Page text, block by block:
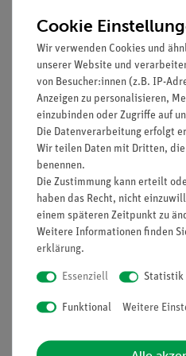
Pflanzen nehmen durch die
aus dem Boden auf und
In diesem Schülerversuch wird
Bestandteile bei Pflanzen
Pflanze in dest. Wasser und eine
mineraldüngerhaltigem Wasser
aufgenommenen Mineralstoffe
eingedampft wurden, lassen
üblichen Nachweisen, so z.B.
nachweisen. So lässt sich
Flammenfärbung beim
(Pflanzen, denen Wasser mit
wurde) beobachten.
Cookie
Wir verwenden Cookies und
unserer Website und
von Besucher:innen (z.B. IP-
Anzeigen zu personalisieren,
einzubinden oder Zugriffe auf
Die Datenverarbeitung erfolgt
Wir teilen Daten mit Dritten,
benennen.
Die Zustimmung kann erteilt
haben das Recht, nicht
einem späteren Zeitpunkt zu
Weitere Informationen finden
erklärung.
Essenziell Statistik
Funktional Weitere